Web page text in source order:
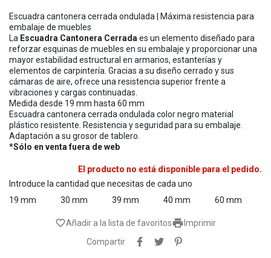
Escuadra cantonera cerrada ondulada | Máxima resistencia para
embalaje de muebles
La Escuadra Cantonera Cerrada es un elemento diseñado para
reforzar esquinas de muebles en su embalaje y proporcionar una
mayor estabilidad estructural en armarios, estanterías y
elementos de carpintería. Gracias a su diseño cerrado y sus
cámaras de aire, ofrece una resistencia superior frente a
vibraciones y cargas continuadas.
Medida desde 19 mm hasta 60 mm
Escuadra cantonera cerrada ondulada color negro material
plástico resistente. Resistencia y seguridad para su embalaje.
Adaptación a su grosor de tablero.
*Sólo en venta fuera de web
El producto no está disponible para el pedido.
Introduce la cantidad que necesitas de cada uno
19 mm
30 mm 39 mm 40 mm 60 mm
 Imprimir
favorite_borderAñadir a la lista de favoritos
Compartir